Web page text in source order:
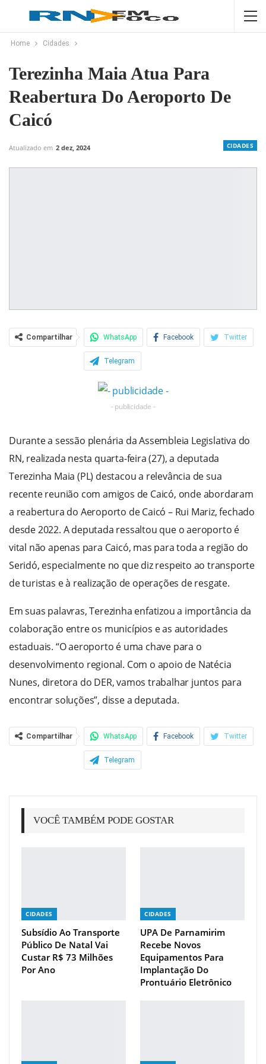
Home Cidades
Terezinha Maia Atua Para
Reabertura Do Aeroporto De
Caicó
CIDADES
Atualizado em 2 dez, 2024
Compartilhar WhatsApp Facebook Twitter
Telegram
- publicidade -
Durante a sessão plenária da Assembleia Legislativa do
RN, realizada nesta quarta-feira (27), a deputada
Terezinha Maia (PL) destacou a relevância de sua
recente reunião com amigos de Caicó, onde abordaram
a reabertura do Aeroporto de Caicó – Rui Mariz, fechado
desde 2022. A deputada ressaltou que o aeroporto é
vital não apenas para Caicó, mas para toda a região do
Seridó, especialmente no que diz respeito ao transporte
de turistas e à realização de operações de resgate.
Em suas palavras, Terezinha enfatizou a importância da
colaboração entre os municípios e as autoridades
estaduais. “O aeroporto é uma chave para o
desenvolvimento regional. Com o apoio de Natécia
Nunes, diretora do DER, vamos trabalhar juntos para
encontrar soluções”, disse a deputada.
Compartilhar WhatsApp Facebook Twitter
Telegram
VOCÊ TAMBÉM PODE GOSTAR
CIDADES
Subsídio Ao Transporte
Público De Natal Vai
Custar R$ 73 Milhões
Por Ano
CIDADES
UPA De Parnamirim
Recebe Novos
Equipamentos Para
Implantação Do
Prontuário Eletrônico